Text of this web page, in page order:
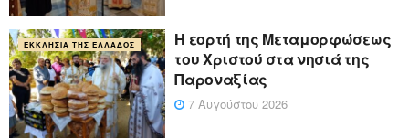
ΕΚΚΛΗΣΊΑ ΤΗΣ ΕΛΛΆΔΟΣ
Η εορτή της Μεταμορφώσεως
του Χριστού στα νησιά της
Παροναξίας
7 Αυγούστου 2026